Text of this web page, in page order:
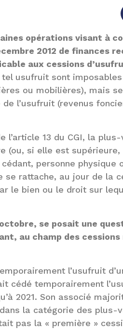
opérations visant à
2012 de finances
aux cessions
tel usufruit sont
ou mobilières), mais
l’usufruit (revenus
l’article 13 du CGI, la
(ou, si elle est
personne physique
se rattache, au jour de la
le bien ou le droit sur
se posait une
au champ des
l’usufruit
cédé temporairement
2021. Son associé
la catégorie des plus-
pas la « première »